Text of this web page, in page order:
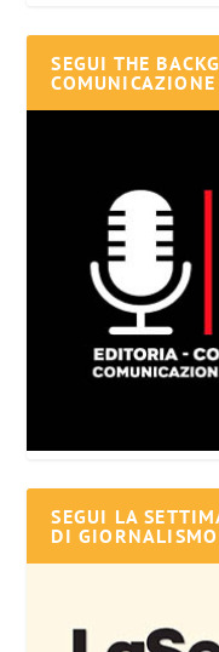
SEGUI THE
SEGUI LA
DI